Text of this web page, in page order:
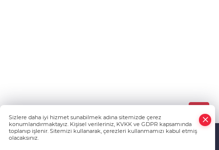
Sizlere daha iyi hizmet sunabilmek adına sitemizde çerez
konumlandırmaktayız. Kişisel verileriniz, KVKK ve GDPR kapsamında
toplanıp işlenir. Sitemizi kullanarak, çerezleri kullanmamızı kabul etmiş
olacaksınız.